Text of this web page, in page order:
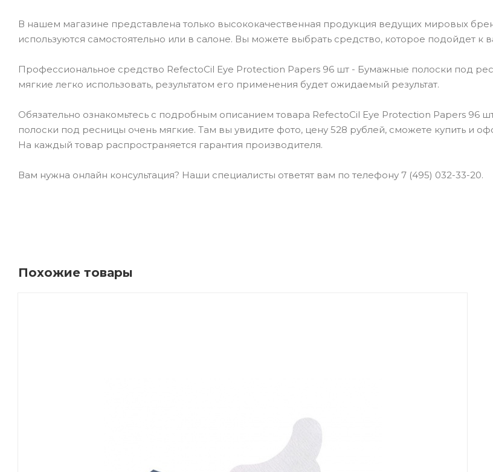
В нашем магазине представлена только высококачественная продукция ведущих мировых
используются самостоятельно или в салоне. Вы можете выбрать средство, которое подойдет к
Профессиональное средство RefectoCil Eye Protection Papers 96 шт - Бумажные полоски под
мягкие легко использовать, результатом его применения будет ожидаемый результат.
Обязательно ознакомьтесь с подробным описанием товара RefectoCil Eye Protection Papers 96
полоски под ресницы очень мягкие. Там вы увидите фото, цену 528 рублей, сможете купить и
На каждый товар распространяется гарантия производителя.
Вам нужна онлайн консультация? Наши специалисты ответят вам по телефону 7 (495) 032-33-20.
Похожие товары